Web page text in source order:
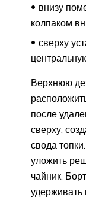
внизу
колпаком
сверху
Верхнюю
после
сверху,
свода
уложить
чайник.
удерживать